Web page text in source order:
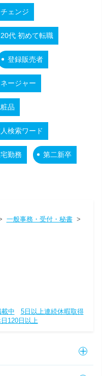
ェンジ
20代 初めて転職
登録販売者
ージャー
品
検索ワード
勤務 第二新卒
一般事務・受付・秘書>
載中
5日以上連続休暇取得
120日以上